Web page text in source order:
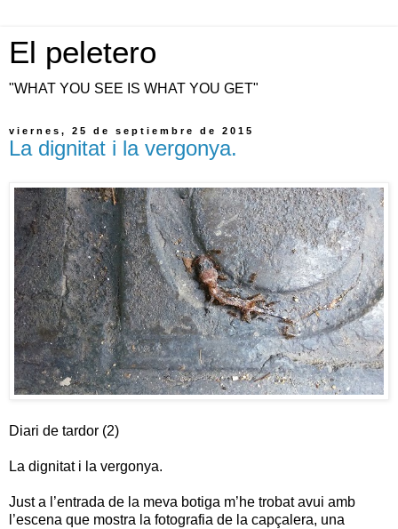
El peletero
"WHAT YOU SEE IS WHAT YOU GET"
viernes, 25 de septiembre de 2015
La dignitat i la vergonya.
Diari de tardor (2)
La dignitat i la vergonya.
Just a l’entrada de la meva botiga m’he trobat avui amb
l’escena que mostra la fotografia de la capçalera, una